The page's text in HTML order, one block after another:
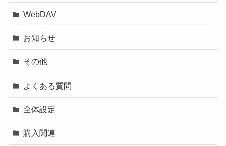
WebDAV
お知らせ
その他
よくある質問
全体設定
購入関連